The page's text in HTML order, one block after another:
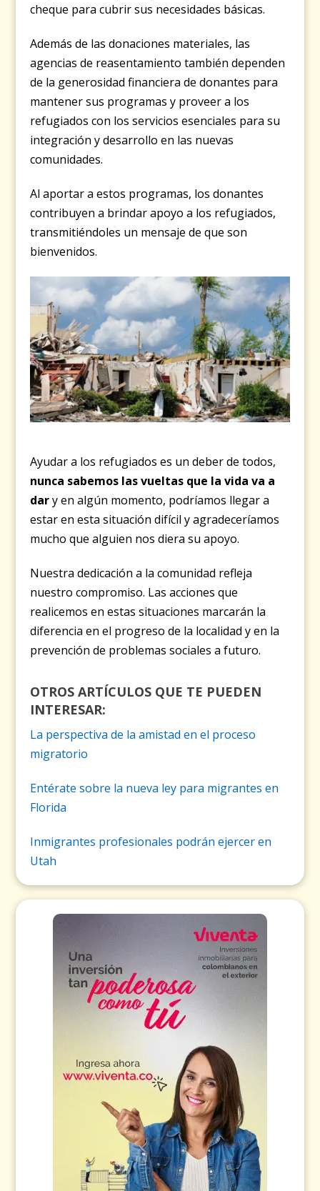
cheque para cubrir sus necesidades básicas.
Además de las donaciones materiales, las
agencias de reasentamiento también dependen
de la generosidad financiera de donantes para
mantener sus programas y proveer a los
refugiados con los servicios esenciales para su
integración y desarrollo en las nuevas
comunidades.
Al aportar a estos programas, los donantes
contribuyen a brindar apoyo a los refugiados,
transmitiéndoles un mensaje de que son
bienvenidos.
Ayudar a los refugiados es un deber de todos,
nunca sabemos las vueltas que la vida va a
dary en algún momento, podríamos llegar a
estar en esta situación difícil y agradeceríamos
mucho que alguien nos diera su apoyo.
Nuestra dedicación a la comunidad refleja
nuestro compromiso. Las acciones que
realicemos en estas situaciones marcarán la
diferencia en el progreso de la localidad y en la
prevención de problemas sociales a futuro.
OTROS ARTÍCULOS QUE TE PUEDEN
INTERESAR:
La perspectiva de la amistad en el proceso
migratorio
Entérate sobre la nueva ley para migrantes en
Florida
Inmigrantes profesionales podrán ejercer en
Utah